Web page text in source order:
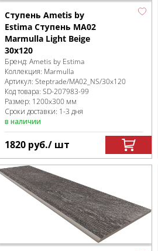
Ступень Ametis by
Estima Ступень MA02
Marmulla Light Beige
30x120
Бренд: Ametis by Estima
Коллекция: Marmulla
Артикул: Steptrade/MA02_NS/30x120
Код товара: SD-207983-99
Размер: 1200x300 мм
Сроки доставки: 1-3 дня
в наличии
1820 руб./ шт